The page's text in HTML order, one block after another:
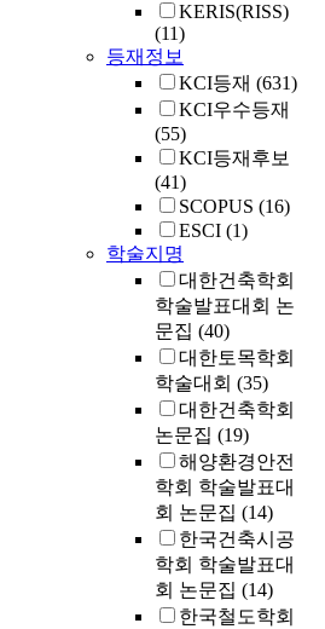
KERIS(RISS)
(11)
등재정보
KCI등재 (631)
KCI우수등재
(55)
KCI등재후보
(41)
SCOPUS (16)
ESCI (1)
학술지명
대한건축학회
학술발표대회 논
문집 (40)
대한토목학회
학술대회 (35)
대한건축학회
논문집 (19)
해양환경안전
학회 학술발표대
회 논문집 (14)
한국건축시공
학회 학술발표대
회 논문집 (14)
한국철도학회